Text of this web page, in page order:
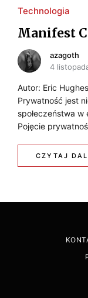
Technologia
Manifest
azagoth
4
Autor: Eric
Prywatność jest
społeczeństwa
Pojęcie
CZYTAJ